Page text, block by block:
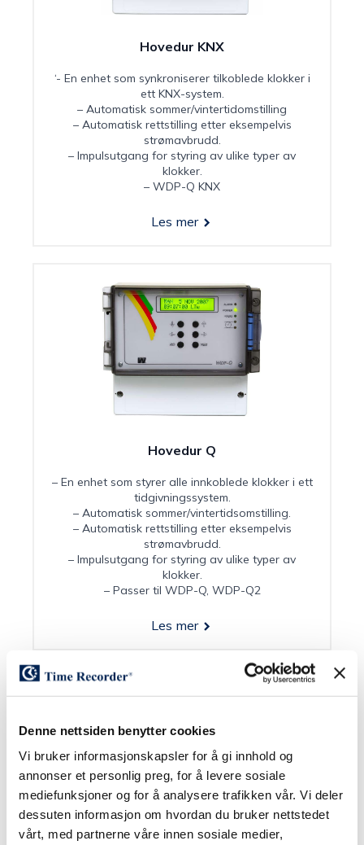
Denne nettsiden benytter cookies
Vi bruker informasjonskapsler for å gi innhold og
annonser et personlig preg, for å levere sosiale
mediefunksjoner og for å analysere trafikken vår. Vi deler
dessuten informasjon om hvordan du bruker nettstedet
vårt, med partnerne våre innen sosiale medier,
Hovedur KNX
‘- En enhet som synkroniserer tilkoblede klokker i
ett KNX-system.
– Automatisk sommer/vintertidomstilling
– Automatisk rettstilling etter eksempelvis
strømavbrudd.
– Impulsutgang for styring av ulike typer av
klokker.
– WDP-Q KNX
Les mer
Hovedur Q
– En enhet som styrer alle innkoblede klokker i ett
tidgivningssystem.
– Automatisk sommer/vintertidsomstilling.
– Automatisk rettstilling etter eksempelvis
strømavbrudd.
– Impulsutgang for styring av ulike typer av
klokker.
– Passer til WDP-Q, WDP-Q2
Les mer
Lumex – innendørs